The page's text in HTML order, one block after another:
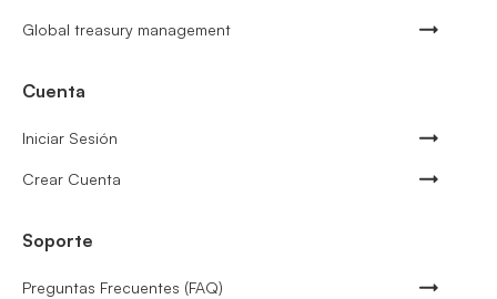
Global treasury management
Cuenta
Iniciar Sesión
Crear Cuenta
Soporte
Preguntas Frecuentes (FAQ)